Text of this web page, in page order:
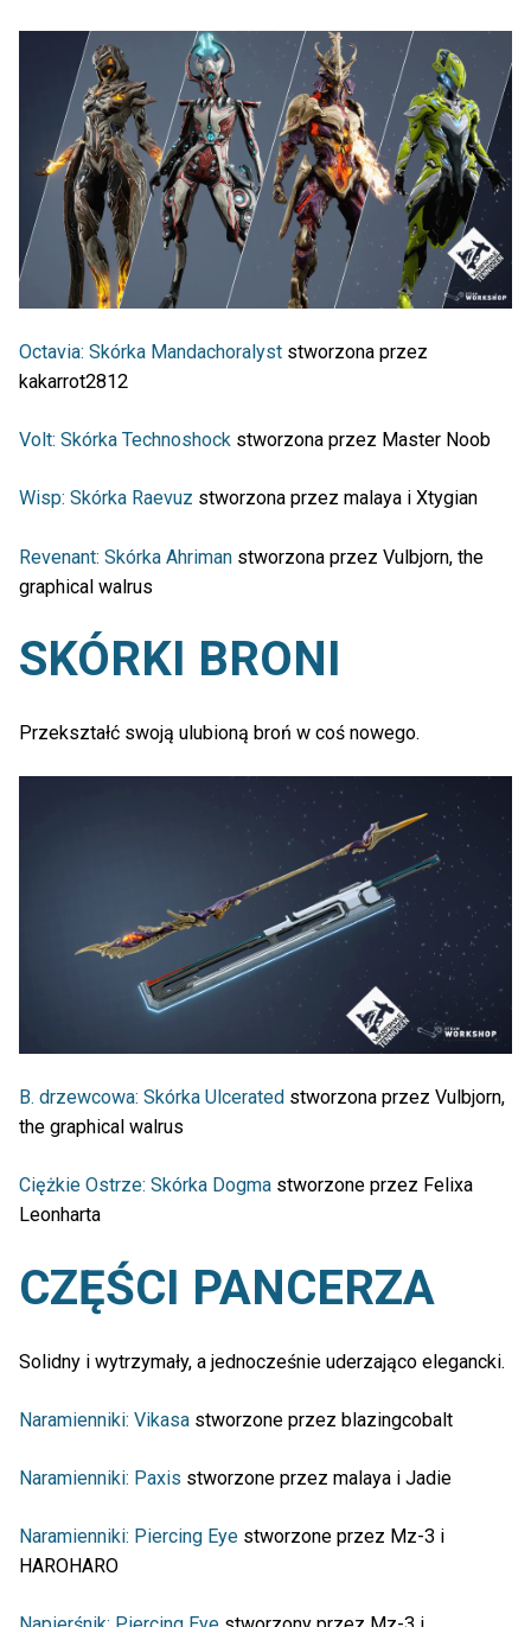
Octavia: Skórka Mandachoralyst stworzona przez
kakarrot2812
Volt: Skórka Technoshock stworzona przez Master Noob
Wisp: Skórka Raevuz stworzona przez malaya i Xtygian
Revenant: Skórka Ahriman stworzona przez Vulbjorn, the
graphical walrus
SKÓRKI BRONI
Przekształć swoją ulubioną broń w coś nowego.
B. drzewcowa: Skórka Ulcerated stworzona przez Vulbjorn,
the graphical walrus
Ciężkie Ostrze: Skórka Dogma stworzone przez Felixa
Leonharta
CZĘŚCI PANCERZA
Solidny i wytrzymały, a jednocześnie uderzająco elegancki.
Naramienniki: Vikasa stworzone przez blazingcobalt
Naramienniki: Paxis stworzone przez malaya i Jadie
Naramienniki: Piercing Eye stworzone przez Mz-3 i
HAROHARO